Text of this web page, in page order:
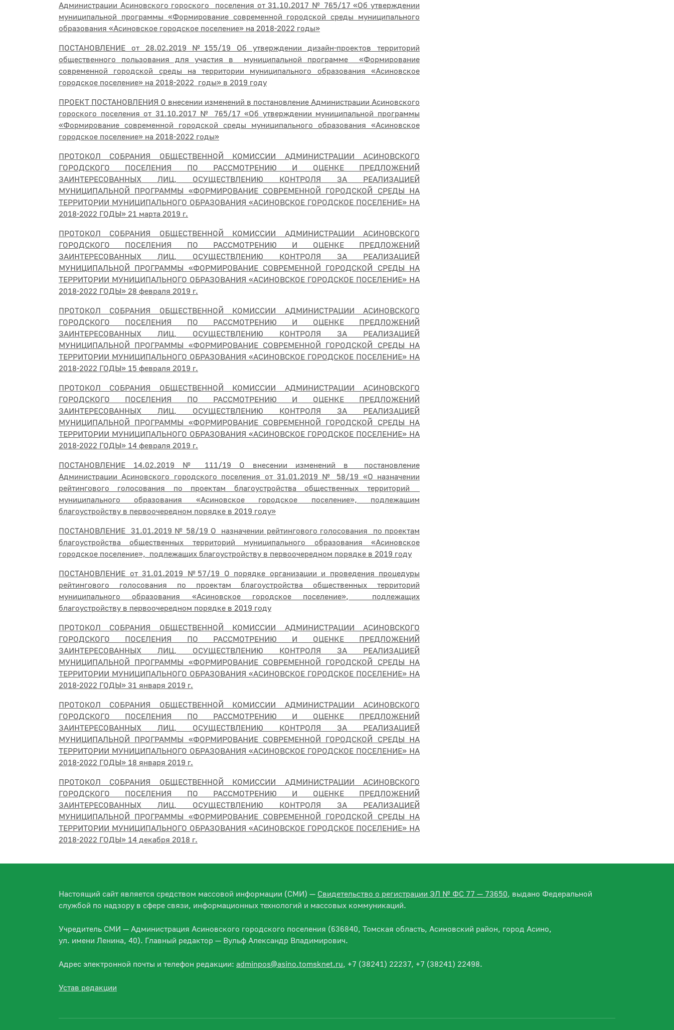
Администрации Асиновского гороского поселения от 31.10.2017 № 765/17 «Об утверждении
муниципальной программы «Формирование современной городской среды муниципального
образования «Асиновское городское поселение» на 2018-2022 годы»
ПОСТАНОВЛЕНИЕ от 28.02.2019 №155/19 Об утверждении дизайн-проектов территорий
общественного пользования для участия в муниципальной программе «Формирование
современной городской среды на территории муниципального образования «Асиновское
городское поселение» на 2018-2022 годы» в 2019 году
ПРОЕКТ ПОСТАНОВЛЕНИЯ О внесении изменений в постановление Администрации Асиновского
гороского поселения от 31.10.2017 № 765/17 «Об утверждении муниципальной программы
«Формирование современной городской среды муниципального образования «Асиновское
городское поселение» на 2018-2022 годы»
ПРОТОКОЛ СОБРАНИЯ ОБЩЕСТВЕННОЙ КОМИССИИ АДМИНИСТРАЦИИ АСИНОВСКОГО
ГОРОДСКОГО ПОСЕЛЕНИЯ ПО РАССМОТРЕНИЮ И ОЦЕНКЕ ПРЕДЛОЖЕНИЙ
ЗАИНТЕРЕСОВАННЫХ ЛИЦ, ОСУЩЕСТВЛЕНИЮ КОНТРОЛЯ ЗА РЕАЛИЗАЦИЕЙ
МУНИЦИПАЛЬНОЙ ПРОГРАММЫ «ФОРМИРОВАНИЕ СОВРЕМЕННОЙ ГОРОДСКОЙ СРЕДЫ НА
ТЕРРИТОРИИ МУНИЦИПАЛЬНОГО ОБРАЗОВАНИЯ «АСИНОВСКОЕ ГОРОДСКОЕ ПОСЕЛЕНИЕ» НА
2018-2022 ГОДЫ» 21 марта 2019 г.
ПРОТОКОЛ СОБРАНИЯ ОБЩЕСТВЕННОЙ КОМИССИИ АДМИНИСТРАЦИИ АСИНОВСКОГО
ГОРОДСКОГО ПОСЕЛЕНИЯ ПО РАССМОТРЕНИЮ И ОЦЕНКЕ ПРЕДЛОЖЕНИЙ
ЗАИНТЕРЕСОВАННЫХ ЛИЦ, ОСУЩЕСТВЛЕНИЮ КОНТРОЛЯ ЗА РЕАЛИЗАЦИЕЙ
МУНИЦИПАЛЬНОЙ ПРОГРАММЫ «ФОРМИРОВАНИЕ СОВРЕМЕННОЙ ГОРОДСКОЙ СРЕДЫ НА
ТЕРРИТОРИИ МУНИЦИПАЛЬНОГО ОБРАЗОВАНИЯ «АСИНОВСКОЕ ГОРОДСКОЕ ПОСЕЛЕНИЕ» НА
2018-2022 ГОДЫ» 28 февраля 2019 г.
ПРОТОКОЛ СОБРАНИЯ ОБЩЕСТВЕННОЙ КОМИССИИ АДМИНИСТРАЦИИ АСИНОВСКОГО
ГОРОДСКОГО ПОСЕЛЕНИЯ ПО РАССМОТРЕНИЮ И ОЦЕНКЕ ПРЕДЛОЖЕНИЙ
ЗАИНТЕРЕСОВАННЫХ ЛИЦ, ОСУЩЕСТВЛЕНИЮ КОНТРОЛЯ ЗА РЕАЛИЗАЦИЕЙ
МУНИЦИПАЛЬНОЙ ПРОГРАММЫ «ФОРМИРОВАНИЕ СОВРЕМЕННОЙ ГОРОДСКОЙ СРЕДЫ НА
ТЕРРИТОРИИ МУНИЦИПАЛЬНОГО ОБРАЗОВАНИЯ «АСИНОВСКОЕ ГОРОДСКОЕ ПОСЕЛЕНИЕ» НА
2018-2022 ГОДЫ» 15 февраля 2019 г.
ПРОТОКОЛ СОБРАНИЯ ОБЩЕСТВЕННОЙ КОМИССИИ АДМИНИСТРАЦИИ АСИНОВСКОГО
ГОРОДСКОГО ПОСЕЛЕНИЯ ПО РАССМОТРЕНИЮ И ОЦЕНКЕ ПРЕДЛОЖЕНИЙ
ЗАИНТЕРЕСОВАННЫХ ЛИЦ, ОСУЩЕСТВЛЕНИЮ КОНТРОЛЯ ЗА РЕАЛИЗАЦИЕЙ
МУНИЦИПАЛЬНОЙ ПРОГРАММЫ «ФОРМИРОВАНИЕ СОВРЕМЕННОЙ ГОРОДСКОЙ СРЕДЫ НА
ТЕРРИТОРИИ МУНИЦИПАЛЬНОГО ОБРАЗОВАНИЯ «АСИНОВСКОЕ ГОРОДСКОЕ ПОСЕЛЕНИЕ» НА
2018-2022 ГОДЫ» 14 февраля 2019 г.
ПОСТАНОВЛЕНИЕ 14.02.2019 № 111/19 О внесении изменений в постановление
Администрации Асиновского городского поселения от 31.01.2019 № 58/19 «О назначении
рейтингового голосования по проектам благоустройства общественных территорий
муниципального образования «Асиновское городское поселение», подлежащим
благоустройству в первоочередном порядке в 2019 году»
ПОСТАНОВЛЕНИЕ 31.01.2019 № 58/19 О назначении рейтингового голосования по проектам
благоустройства общественных территорий муниципального образования «Асиновское
городское поселение», подлежащих благоустройству в первоочередном порядке в 2019 году
ПОСТАНОВЛЕНИЕ от 31.01.2019 №57/19 О порядке организации и проведения процедуры
рейтингового голосования по проектам благоустройства общественных территорий
муниципального образования «Асиновское городское поселение», подлежащих
благоустройству в первоочередном порядке в 2019 году
ПРОТОКОЛ СОБРАНИЯ ОБЩЕСТВЕННОЙ КОМИССИИ АДМИНИСТРАЦИИ АСИНОВСКОГО
ГОРОДСКОГО ПОСЕЛЕНИЯ ПО РАССМОТРЕНИЮ И ОЦЕНКЕ ПРЕДЛОЖЕНИЙ
ЗАИНТЕРЕСОВАННЫХ ЛИЦ, ОСУЩЕСТВЛЕНИЮ КОНТРОЛЯ ЗА РЕАЛИЗАЦИЕЙ
МУНИЦИПАЛЬНОЙ ПРОГРАММЫ «ФОРМИРОВАНИЕ СОВРЕМЕННОЙ ГОРОДСКОЙ СРЕДЫ НА
ТЕРРИТОРИИ МУНИЦИПАЛЬНОГО ОБРАЗОВАНИЯ «АСИНОВСКОЕ ГОРОДСКОЕ ПОСЕЛЕНИЕ» НА
2018-2022 ГОДЫ» 31 января 2019 г.
ПРОТОКОЛ СОБРАНИЯ ОБЩЕСТВЕННОЙ КОМИССИИ АДМИНИСТРАЦИИ АСИНОВСКОГО
ГОРОДСКОГО ПОСЕЛЕНИЯ ПО РАССМОТРЕНИЮ И ОЦЕНКЕ ПРЕДЛОЖЕНИЙ
ЗАИНТЕРЕСОВАННЫХ ЛИЦ, ОСУЩЕСТВЛЕНИЮ КОНТРОЛЯ ЗА РЕАЛИЗАЦИЕЙ
МУНИЦИПАЛЬНОЙ ПРОГРАММЫ «ФОРМИРОВАНИЕ СОВРЕМЕННОЙ ГОРОДСКОЙ СРЕДЫ НА
ТЕРРИТОРИИ МУНИЦИПАЛЬНОГО ОБРАЗОВАНИЯ «АСИНОВСКОЕ ГОРОДСКОЕ ПОСЕЛЕНИЕ» НА
2018-2022 ГОДЫ» 18 января 2019 г.
ПРОТОКОЛ СОБРАНИЯ ОБЩЕСТВЕННОЙ КОМИССИИ АДМИНИСТРАЦИИ АСИНОВСКОГО
ГОРОДСКОГО ПОСЕЛЕНИЯ ПО РАССМОТРЕНИЮ И ОЦЕНКЕ ПРЕДЛОЖЕНИЙ
ЗАИНТЕРЕСОВАННЫХ ЛИЦ, ОСУЩЕСТВЛЕНИЮ КОНТРОЛЯ ЗА РЕАЛИЗАЦИЕЙ
МУНИЦИПАЛЬНОЙ ПРОГРАММЫ «ФОРМИРОВАНИЕ СОВРЕМЕННОЙ ГОРОДСКОЙ СРЕДЫ НА
ТЕРРИТОРИИ МУНИЦИПАЛЬНОГО ОБРАЗОВАНИЯ «АСИНОВСКОЕ ГОРОДСКОЕ ПОСЕЛЕНИЕ» НА
2018-2022 ГОДЫ» 14 декабря 2018 г.
Настоящий сайт является средством массовой информации (СМИ) — Свидетельство о регистрации ЭЛ № ФС 77 — 73650, выдано Федеральной
службой по надзору в сфере связи, информационных технологий и массовых коммуникаций.
Учредитель СМИ — Администрация Асиновского городского поселения (636840, Томская область, Асиновский район, город Асино,
ул. имени Ленина, 40). Главный редактор — Вульф Александр Владимирович.
Адрес электронной почты и телефон редакции: adminpos@asino.tomsknet.ru, +7 (38241) 22237, +7 (38241) 22498.
Устав редакции